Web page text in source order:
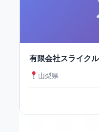
有限会社スライク
山梨県